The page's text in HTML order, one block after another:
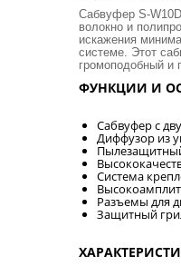
Сабвуфер S-
волокно и
искажения
системе. Этот
громоподобный и
ФУНКЦИИ И
Сабвуфер с
Диффузор из
Система
Разъемы для
Защитный